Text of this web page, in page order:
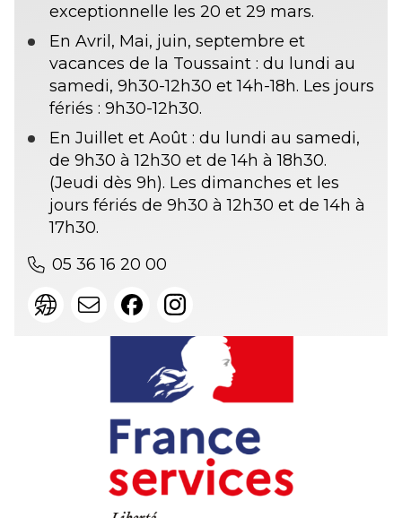
exceptionnelle les 20 et 29 mars.
En Avril, Mai, juin, septembre et
vacances de la Toussaint : du lundi au
samedi, 9h30-12h30 et 14h-18h. Les jours
fériés : 9h30-12h30.
En Juillet et Août : du lundi au samedi,
de 9h30 à 12h30 et de 14h à 18h30.
(Jeudi dès 9h). Les dimanches et les
jours fériés de 9h30 à 12h30 et de 14h à
17h30.
05 36 16 20 00